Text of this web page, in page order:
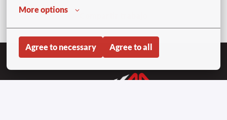
More options
Agree to necessary Agree to all